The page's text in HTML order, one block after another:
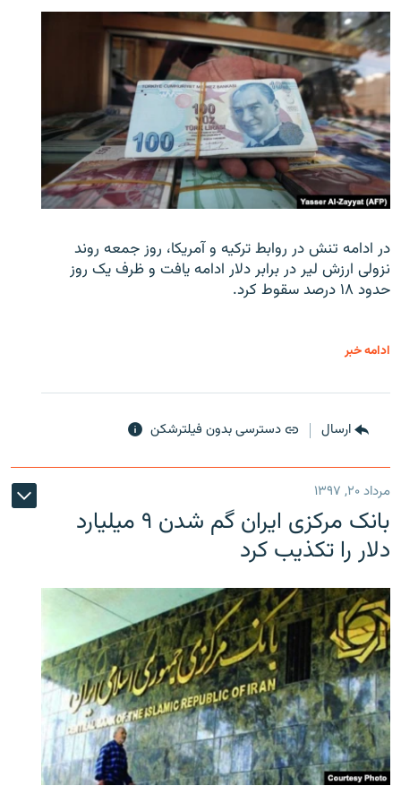
در ادامه تنش در روابط ترکیه و آمریکا، روز جمعه روند
نزولی ارزش لیر در برابر دلار ادامه یافت و ظرف یک روز
حدود ۱۸ درصد سقوط کرد.
ادامه خبر
ارسال دسترسی بدون فیلترشکن
مرداد ۲۰, ۱۳۹۷
بانک مرکزی ایران گم شدن ۹ میلیارد
دلار را تکذیب کرد